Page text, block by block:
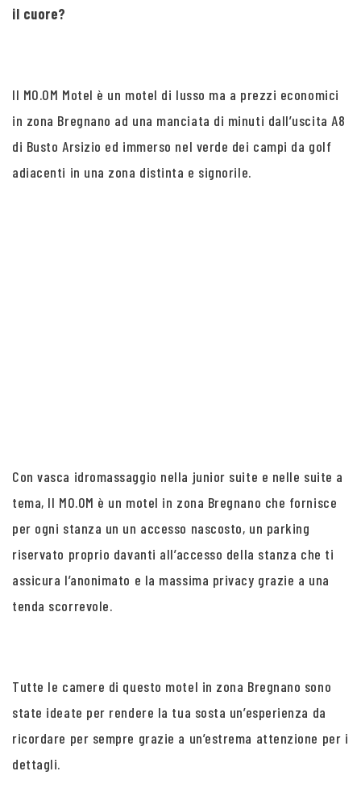
il cuore?
Il MO.OM Motel è un motel di lusso ma a prezzi economici
in zona Bregnano ad una manciata di minuti dall’uscita A8
di Busto Arsizio ed immerso nel verde dei campi da golf
adiacenti in una zona distinta e signorile.
Con vasca idromassaggio nella junior suite e nelle suite a
tema, Il MO.OM è un motel in zona Bregnano che fornisce
per ogni stanza un un accesso nascosto, un parking
riservato proprio davanti all’accesso della stanza che ti
assicura l’anonimato e la massima privacy grazie a una
tenda scorrevole.
Tutte le camere di questo motel in zona Bregnano sono
state ideate per rendere la tua sosta un’esperienza da
ricordare per sempre grazie a un’estrema attenzione per i
dettagli.